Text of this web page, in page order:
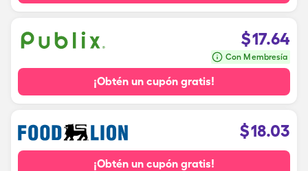
$17.64
Con Membresía
¡Obtén un cupón gratis!
$18.03
¡Obtén un cupón gratis!